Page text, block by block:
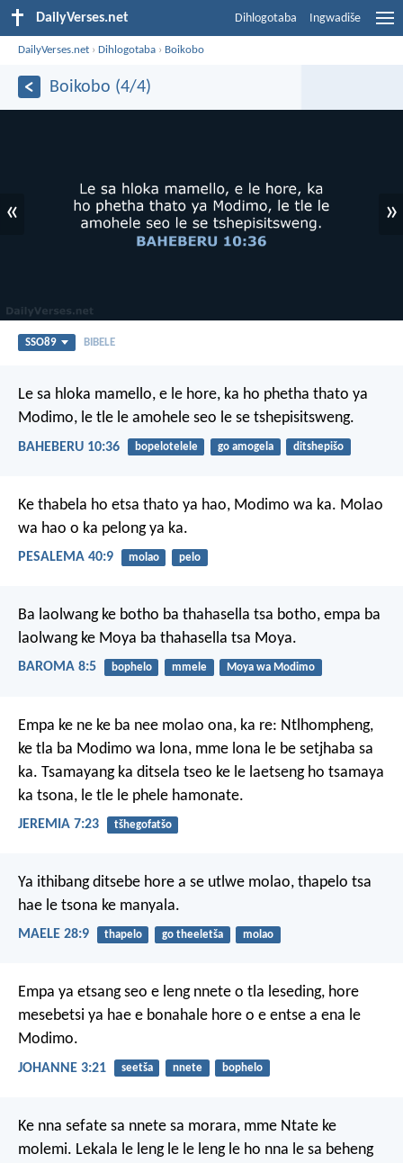
DailyVerses.net Dihlogotaba Ingwadiše
DailyVerses.net ›Dihlogotaba › Boikobo
Boikobo (4/4)
« »
SSO89 BIBELE
Le sa hloka mamello, e le hore, ka ho phetha thato ya
Modimo, le tle le amohele seo le se tshepisitsweng.
BAHEBERU 10:36 bopelotelele go amogela ditshepišo
Ke thabela ho etsa thato ya hao, Modimo wa ka. Molao
wa hao o ka pelong ya ka.
PESALEMA 40:9 molao pelo
Ba laolwang ke botho ba thahasella tsa botho, empa ba
laolwang ke Moya ba thahasella tsa Moya.
BAROMA 8:5 bophelo mmele Moya wa Modimo
Empa ke ne ke ba nee molao ona, ka re: Ntlhompheng,
ke tla ba Modimo wa lona, mme lona le be setjhaba sa
ka. Tsamayang ka ditsela tseo ke le laetseng ho tsamaya
ka tsona, le tle le phele hamonate.
JEREMIA 7:23 tšhegofatšo
Ya ithibang ditsebe hore a se utlwe molao, thapelo tsa
hae le tsona ke manyala.
MAELE 28:9 thapelo go theeletša molao
Empa ya etsang seo e leng nnete o tla leseding, hore
mesebetsi ya hae e bonahale hore o e entse a ena le
Modimo.
JOHANNE 3:21 seetša nnete bophelo
Ke nna sefate sa nnete sa morara, mme Ntate ke
molemi. Lekala le leng le le leng le ho nna le sa beheng